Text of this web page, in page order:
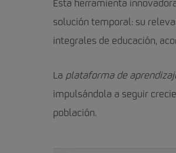
Esta herramienta
solución temporal: su
integrales de educación,
La plataforma de
impulsándola a seguir
población.